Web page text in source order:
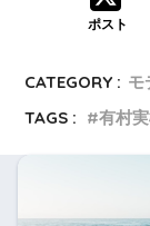
ポスト
CATEGORY : モ
TAGS :
有村